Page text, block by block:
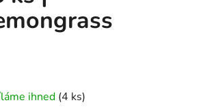
ihned (4 ks)